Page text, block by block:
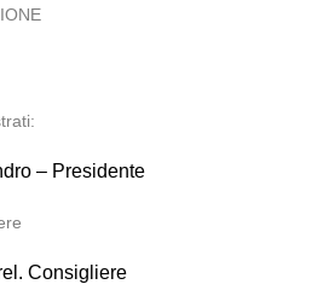
– Presidente
Consigliere